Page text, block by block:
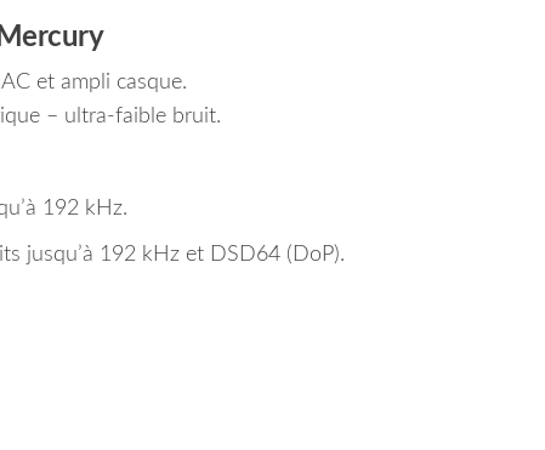
et ampli casque.
– ultra-faible bruit.
192 kHz.
jusqu’à 192 kHz et DSD64 (DoP).